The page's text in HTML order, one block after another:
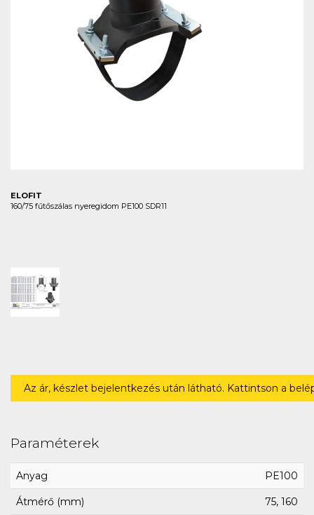
ELOFIT
160/75 fűtőszálas nyeregidom PE100 SDR11
Az ár, készlet bejelentkezés után látható. Kattintson a
Paraméterek
Anyag PE100
Átmérő (mm) 75, 160